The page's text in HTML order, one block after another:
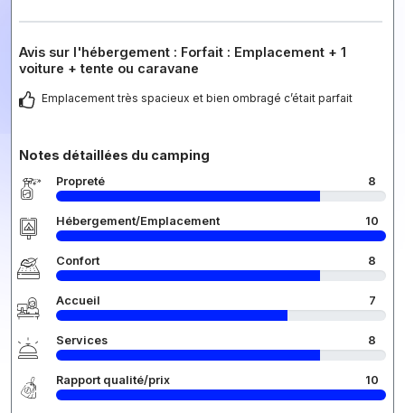
Avis sur l'hébergement : Forfait : Emplacement + 1
voiture + tente ou caravane
Emplacement très spacieux et bien ombragé c’était parfait
Notes détaillées du camping
Propreté 8
Hébergement/Emplacement 10
Confort 8
Accueil 7
Services 8
Rapport qualité/prix 10